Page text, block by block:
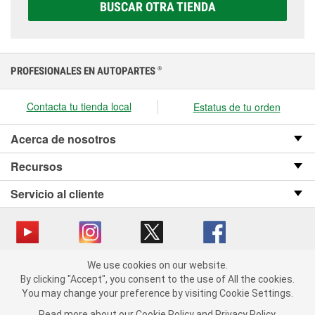
BUSCAR OTRA TIENDA
We use cookies on our website. By clicking "Accept", you consent
to the use of All the cookies.
You may change your preference by visiting Cookie Settings.
PROFESIONALES EN AUTOPARTES ®
Contacta tu tienda local Estatus de tu orden
Acerca de nosotros
Recursos
Servicio al cliente
Copyright © 2008-2026 O’Reilly Auto Parts v OST_3.2.0.0.729 (3) cv1361
catalog_main
Política de privacidad
Ley de transparencia en las cadenas de suministro
We use cookies on our website.
By clicking "Accept", you consent to the use of All the cookies.
You may change your preference by visiting Cookie Settings.